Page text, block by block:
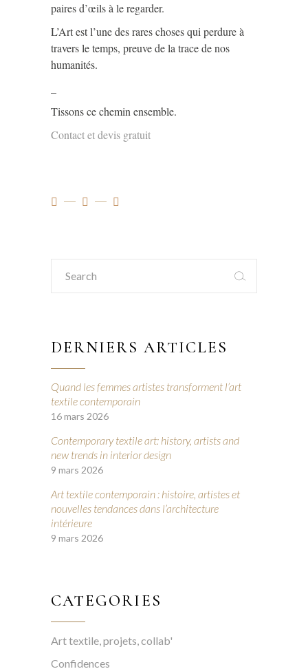
paires d’œils à le regarder.
L’Art est l’une des rares choses qui perdure à
travers le temps, preuve de la trace de nos
humanités.
Tissons ce chemin ensemble.
Contact et devis gratuit
Search
for:
DERNIERS ARTICLES
Quand les femmes artistes transforment l’art
textile contemporain
16 mars 2026
Contemporary textile art: history, artists and
new trends in interior design
9 mars 2026
Art textile contemporain : histoire, artistes et
nouvelles tendances dans l’architecture
intérieure
9 mars 2026
CATEGORIES
Art textile, projets, collab'
Confidences